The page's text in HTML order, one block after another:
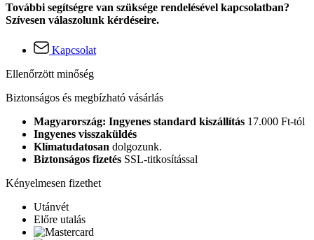
További segítségre van szüksége rendelésével kapcsolatban?
Szívesen válaszolunk kérdéseire.
Kapcsolat
Ellenőrzött minőség
Biztonságos és megbízható vásárlás
Magyarország: Ingyenes standard kiszállítás 17.000 Ft-tól
Ingyenes visszaküldés
Klímatudatosan dolgozunk.
Biztonságos fizetés SSL-titkosítással
Kényelmesen fizethet
Utánvét
Előre utalás